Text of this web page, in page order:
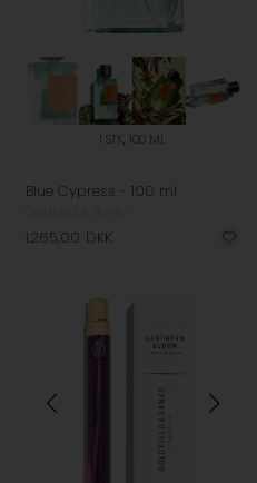
1 STK, 100 ML
Blue Cypress - 100 ml
1.265,00 DKK